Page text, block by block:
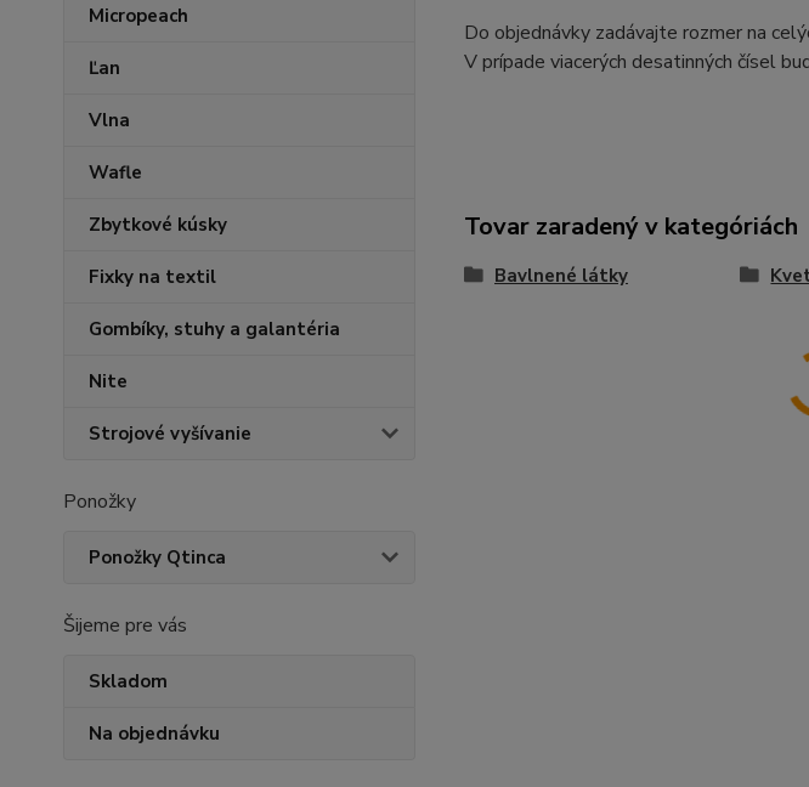
Micropeach
Ľan
Vlna
Wafle
Zbytkové kúsky
Fixky na textil
Gombíky, stuhy a galantéria
Nite
Strojové vyšívanie
Ponožky
Ponožky Qtinca
Šijeme pre vás
Skladom
Na objednávku
Do objednávky zadávajte rozmer na
V prípade viacerých desatinných čísel
Tovar zaradený v kategóriách
Bavlnené látky